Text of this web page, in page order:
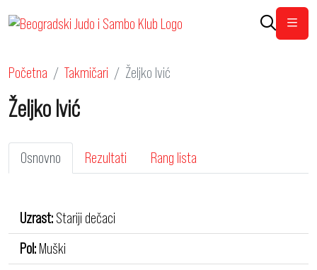
Početna Takmičari Željko Ivić
Željko Ivić
Osnovno Rezultati Rang lista
Uzrast: Stariji dečaci
Pol: Muški